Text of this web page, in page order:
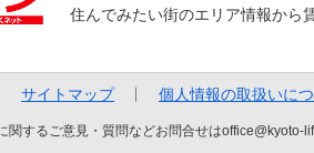
住んでみたい街のエリア情報から
サイトマップ 個人情報の取扱いに
関するご意見・質問などお問合せは